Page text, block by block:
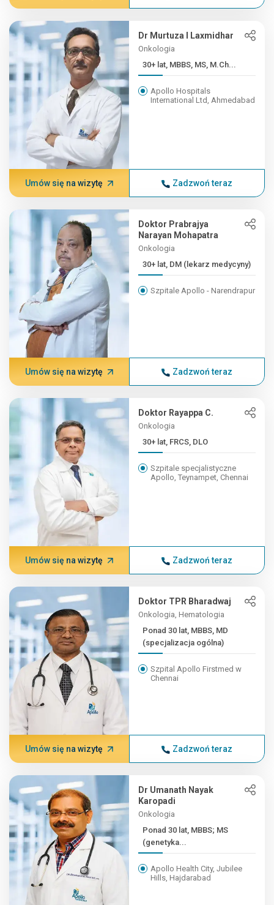
Dr Murtuza I Laxmidhar
Onkologia
30+ lat, MBBS, MS, M.Ch...
Apollo Hospitals
International Ltd, Ahmedabad
Umów się na wizytę Zadzwoń teraz
Doktor Prabrajya
Narayan Mohapatra
Onkologia
30+ lat, DM (lekarz medycyny)
Szpitale Apollo - Narendrapur
Umów się na wizytę Zadzwoń teraz
Doktor Rayappa C.
Onkologia
30+ lat, FRCS, DLO
Szpitale specjalistyczne
Apollo, Teynampet, Chennai
Umów się na wizytę Zadzwoń teraz
Doktor TPR Bharadwaj
Onkologia, Hematologia
Ponad 30 lat, MBBS, MD
(specjalizacja ogólna)
Szpital Apollo Firstmed w
Chennai
Umów się na wizytę Zadzwoń teraz
Dr Umanath Nayak
Karopadi
Onkologia
Ponad 30 lat, MBBS; MS
(genetyka...
Apollo Health City, Jubilee
Hills, Hajdarabad